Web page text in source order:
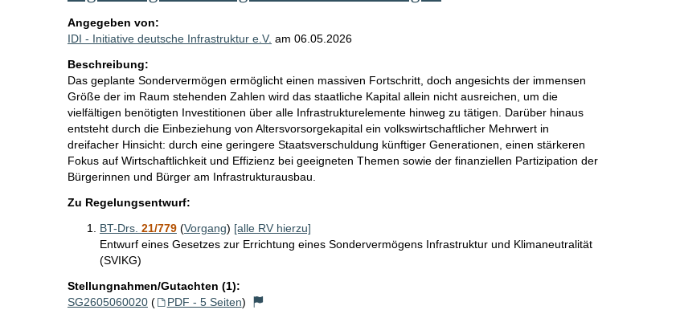
Angegeben von:
IDI - Initiative deutsche Infrastruktur e.V. am 06.05.2026
Beschreibung:
Das geplante Sondervermögen ermöglicht einen massiven Fortschritt, doch angesichts der immensen
Größe der im Raum stehenden Zahlen wird das staatliche Kapital allein nicht ausreichen, um die
vielfältigen benötigten Investitionen über alle Infrastrukturelemente hinweg zu tätigen. Darüber hinaus
entsteht durch die Einbeziehung von Altersvorsorgekapital ein volkswirtschaftlicher Mehrwert in
dreifacher Hinsicht: durch eine geringere Staatsverschuldung künftiger Generationen, einen stärkeren
Fokus auf Wirtschaftlichkeit und Effizienz bei geeigneten Themen sowie der finanziellen Partizipation der
Bürgerinnen und Bürger am Infrastrukturausbau.
Zu Regelungsentwurf:
BT-Drs. 21/779(Vorgang) [alle RV hierzu]
Entwurf eines Gesetzes zur Errichtung eines Sondervermögens Infrastruktur und Klimaneutralität
(SVIKG)
Stellungnahmen/Gutachten (1):
SG2605060020( PDF - 5 Seiten)